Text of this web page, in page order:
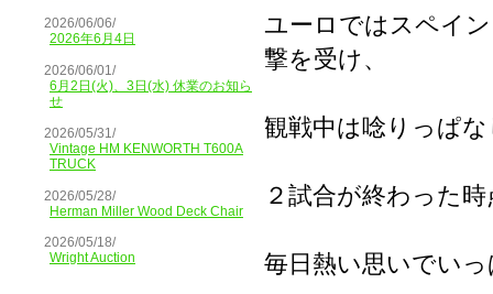
2026/06/06/
2026年6月4日
2026/06/01/
6月2日(火)、3日(水) 休業のお知ら
せ
2026/05/31/
Vintage HM KENWORTH T600A
TRUCK
2026/05/28/
Herman Miller Wood Deck Chair
2026/05/18/
Wright Auction
ユーロではスペイ
撃を受け、
観戦中は唸りっぱ
２試合が終わった
毎日熱い思いでい